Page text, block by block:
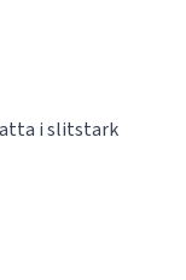
i slitstark